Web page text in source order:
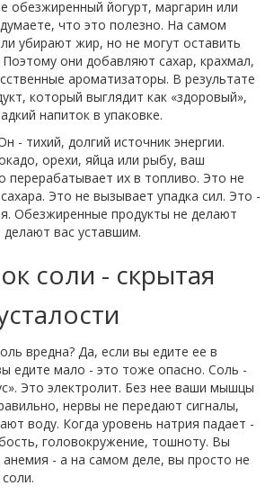
обезжиренный йогурт, маргарин или
думаете, что это полезно. На самом
убирают жир, но не могут оставить
Поэтому они добавляют сахар, крахмал,
ароматизаторы. В результате
который выглядит как «здоровый»,
напиток в упаковке.
- тихий, долгий источник энергии.
орехи, яйца или рыбу, ваш
перерабатывает их в топливо. Это не
Это не вызывает упадка сил. Это -
Обезжиренные продукты не делают
делают вас уставшим.
соли - скрытая
вредна? Да, если вы едите ее в
едите мало - это тоже опасно. Соль -
Это электролит. Без нее ваши мышцы
нервы не передают сигналы,
воду. Когда уровень натрия падает -
головокружение, тошноту. Вы
анемия - а на самом деле, вы просто не